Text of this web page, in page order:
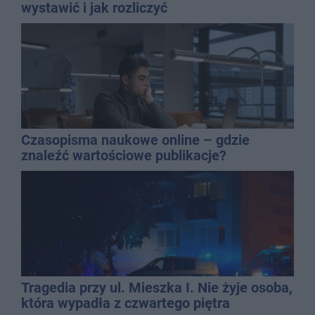
wystawić i jak rozliczyć
Czasopisma naukowe online – gdzie
znaleźć wartościowe publikacje?
Tragedia przy ul. Mieszka I. Nie żyje osoba,
która wypadła z czwartego piętra